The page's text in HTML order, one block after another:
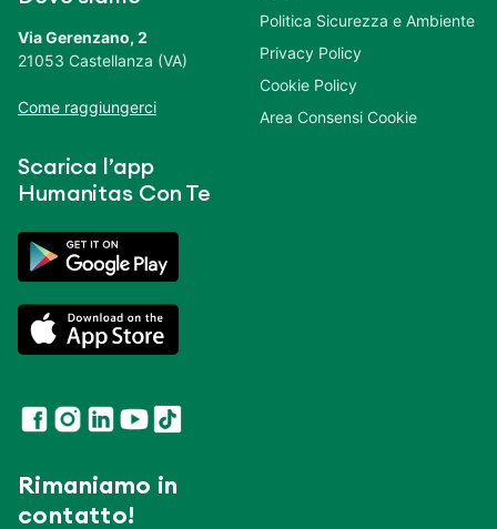
Via Gerenzano, 2
21053 Castellanza (VA)
Come raggiungerci
Scarica l’app
Humanitas Con Te
Rimaniamo in
contatto!
Politica Sicurezza e Ambiente
Privacy Policy
Cookie Policy
Area Consensi Cookie